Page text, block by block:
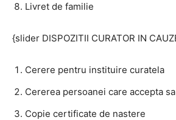
Livret de familie
{slider DISPOZITII CURATOR IN
Cerere pentru instituire curatela
Cererea persoanei care accepta
Copie certificate de nastere